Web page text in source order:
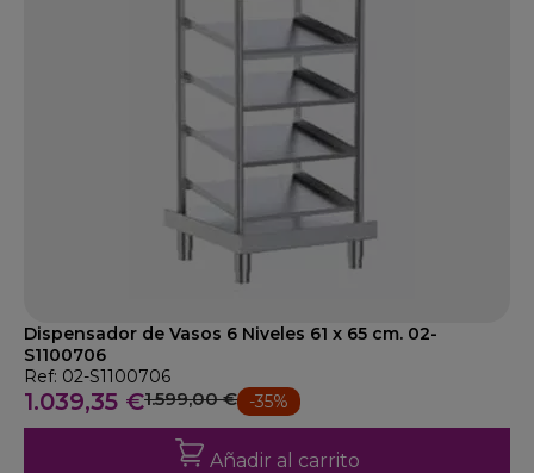
Dispensador de Vasos 6 Niveles 61 x 65 cm. 02-
S1100706
Ref: 02-S1100706
1.039,35 €1.599,00 € -35%
Añadir al carrito